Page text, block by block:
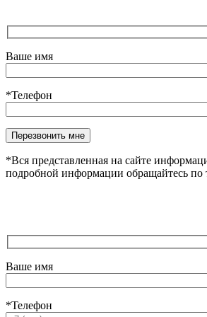
Ваше имя
*Телефон
Оставьте это поле пустым.
*Вся представленная на сайте
подробной информации обращайтесь по
Ваше имя
*Телефон